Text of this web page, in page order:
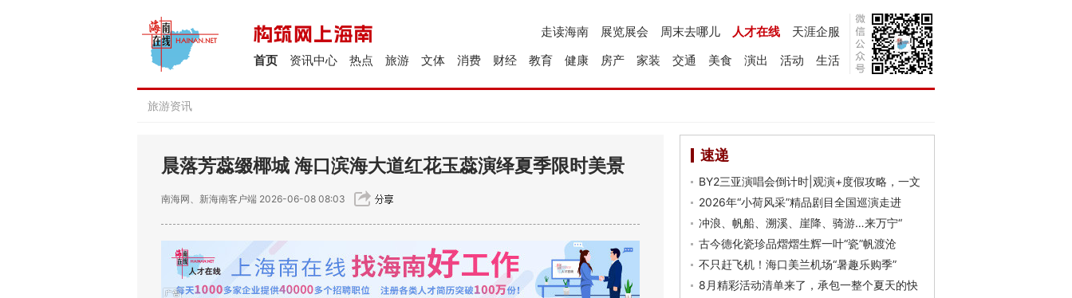
天涯企服
人才在线
周末去哪儿
展览展会
走读海南
生活
活动
演出
美食
交通
家装
房产
健康
教育
财经
消费
文体
旅游
热点
资讯中心
首页
旅游资讯
晨落芳蕊缀椰城 海口滨海大道红花玉蕊演绎夏季限时美景
南海网、新海南客户端 2026-06-08 08:03
速递
BY2三亚演唱会倒计时|观演+度假攻略，一文
2026年“小荷风采”精品剧目全国巡演走进
冲浪、帆船、溯溪、崖降、骑游…来万宁“
古今德化瓷珍品熠熠生辉一叶“瓷”帆渡沧
不只赶飞机！海口美兰机场“暑趣乐购季”
8月精彩活动清单来了，承包一整个夏天的快